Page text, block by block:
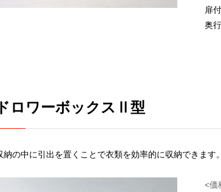
扉
奥
ドロワーボックスⅡ型
納の中に引出を置くことで衣類を効率的に収納できます
<